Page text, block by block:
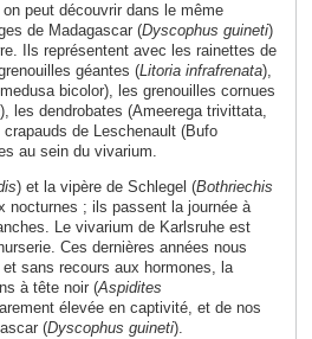
peut découvrir dans le même
de Madagascar (Dyscophus guineti)
Ils représentent avec les rainettes de
géantes (Litoria infrafrenata),
bicolor), les grenouilles cornues
), les dendrobates (Ameerega trivittata,
de Leschenault (Bufo
au sein du vivarium.
) et la vipère de Schlegel (Bothriechis
nocturnes ; ils passent la journée à
Le vivarium de Karlsruhe est
Ces dernières années nous
sans recours aux hormones, la
à tête noir (Aspidites
élevée en captivité, et de nos
(Dyscophus guineti).